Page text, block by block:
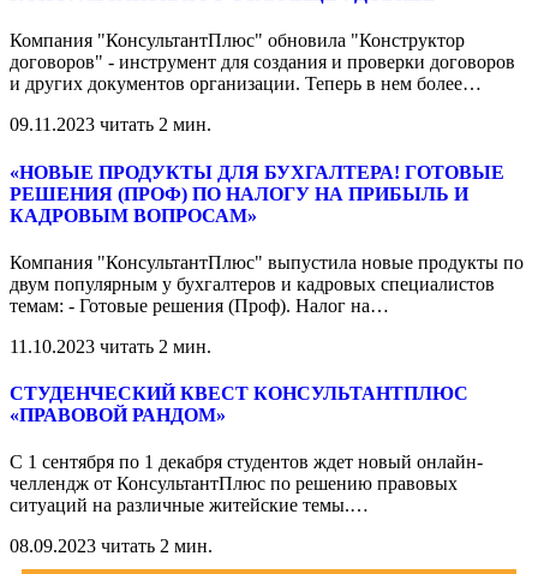
Компания "КонсультантПлюс" обновила "Конструктор
договоров" - инструмент для создания и проверки договоров
и других документов организации. Теперь в нем более…
09.11.2023 читать 2 мин.
«НОВЫЕ ПРОДУКТЫ ДЛЯ БУХГАЛТЕРА! ГОТОВЫЕ
РЕШЕНИЯ (ПРОФ) ПО НАЛОГУ НА ПРИБЫЛЬ И
КАДРОВЫМ ВОПРОСАМ»
Компания "КонсультантПлюс" выпустила новые продукты по
двум популярным у бухгалтеров и кадровых специалистов
темам: - Готовые решения (Проф). Налог на…
11.10.2023 читать 2 мин.
СТУДЕНЧЕСКИЙ КВЕСТ КОНСУЛЬТАНТПЛЮС
«ПРАВОВОЙ РАНДОМ»
С 1 сентября по 1 декабря студентов ждет новый онлайн-
челлендж от КонсультантПлюс по решению правовых
ситуаций на различные житейские темы.…
08.09.2023 читать 2 мин.